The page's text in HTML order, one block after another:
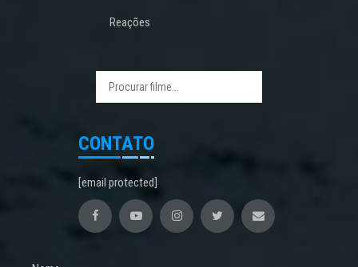
Reações
CONTATO
[email protected]